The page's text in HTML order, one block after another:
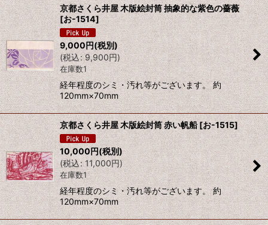
京都さくら井屋 木版絵封筒 抽象的な紫色の薔薇
[お-1514]
9,000円(税別)
(税込: 9,900円)
在庫数1
経年程度のシミ・汚れ等がございます。 約
120mm×70mm
京都さくら井屋 木版絵封筒 赤い帆船 [お-1515]
10,000円(税別)
(税込: 11,000円)
在庫数1
経年程度のシミ・汚れ等がございます。 約
120mm×70mm